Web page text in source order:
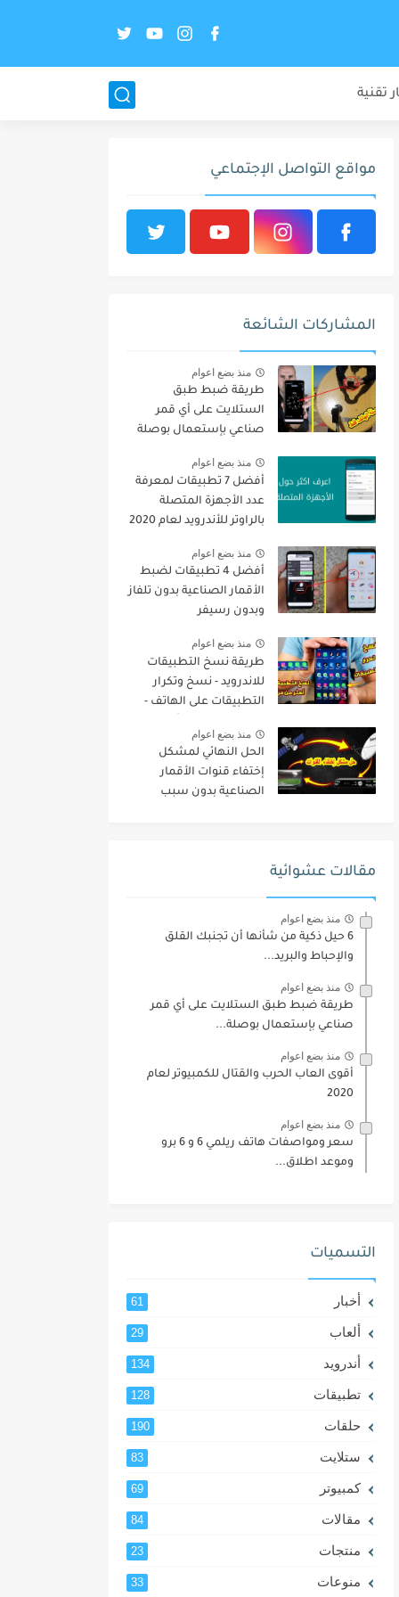
تقنية
مواقع التواصل الإجتماعي
المشاركات الشائعة
منذ بضع اعوام
طريقة ضبط طبق
الستلايت على أي قمر
صناعي بإستعمال بوصلة
القنوات
منذ بضع اعوام
أفضل 7 تطبيقات لمعرفة
عدد الأجهزة المتصلة
بالراوتر للأندرويد لعام 2020
منذ بضع اعوام
أفضل 4 تطبيقات لضبط
الأقمار الصناعية بدون تلفاز
وبدون رسيفر
منذ بضع اعوام
طريقة نسخ التطبيقات
للاندرويد - نسخ وتكرار
التطبيقات على الهاتف -
مرة
منذ بضع اعوام
الحل النهائي لمشكل
إختفاء قنوات الأقمار
الصناعية بدون سبب
مقالات عشوائية
منذ بضع اعوام
6 حيل ذكية من شأنها أن تجنبك القلق
والإحباط والبريد...
منذ بضع اعوام
طريقة ضبط طبق الستلايت على أي قمر
صناعي بإستعمال بوصلة...
منذ بضع اعوام
أقوى العاب الحرب والقتال للكمبيوتر لعام
2020
منذ بضع اعوام
سعر ومواصفات هاتف ريلمي 6 و 6 برو
وموعد اطلاق...
التسميات
أخبار 61
ألعاب 29
أندرويد 134
تطبيقات 128
حلقات 190
ستلايت 83
كمبيوتر 69
مقالات 84
منتجات 23
منوعات 33